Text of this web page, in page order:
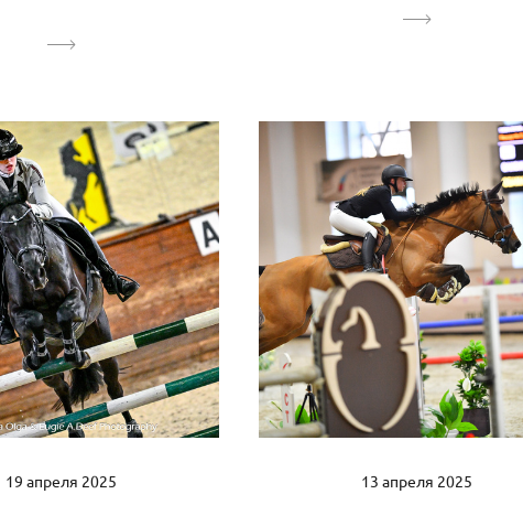
19 апреля 2025 13 апреля 2025